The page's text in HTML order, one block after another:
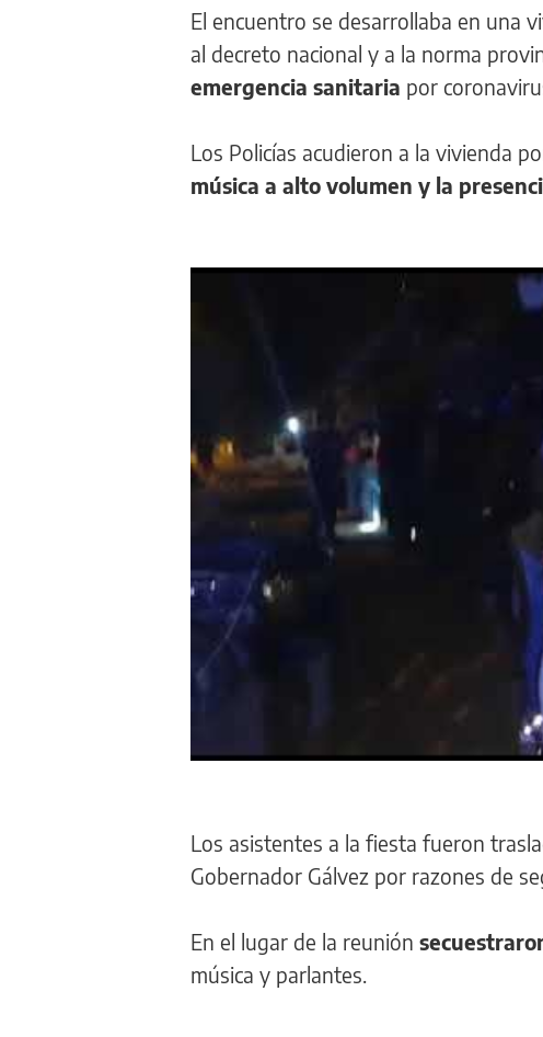
El encuentro se desarrollaba en una
al decreto nacional y a la norma
emergencia sanitaria por
Los Policías acudieron a la vivienda
música a alto volumen y la
Los asistentes a la fiesta fueron
Gobernador Gálvez por razones de
En el lugar de la reunión
música y parlantes.